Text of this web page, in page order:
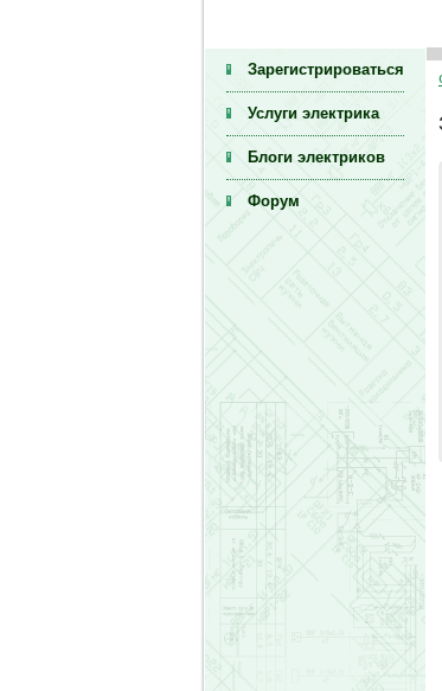
Зарегистрироваться
Услуги электрика
Блоги электриков
Форум